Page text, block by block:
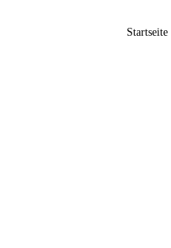
Startseite